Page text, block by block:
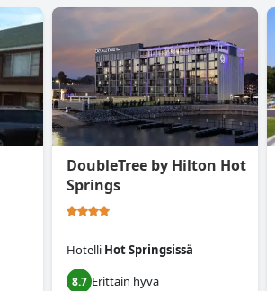
DoubleTree by Hilton Hot
Springs
Hotelli Hot Springsissä
8.7 Erittäin hyvä